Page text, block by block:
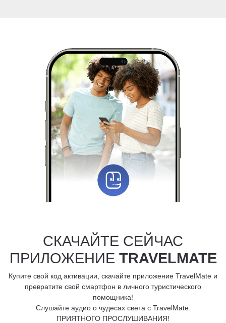
СКАЧАЙТЕ СЕЙЧАС
ПРИЛОЖЕНИЕ TRAVELMATE
Купите свой код активации, скачайте приложение TravelMate и
превратите свой смартфон в личного туристического
помощника!
Слушайте аудио о чудесах света с TravelMate.
ПРИЯТНОГО ПРОСЛУШИВАНИЯ!